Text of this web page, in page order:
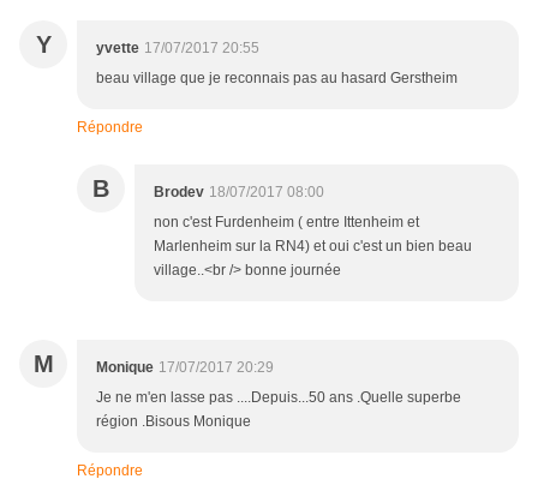
Y yvette 17/07/2017 20:55
beau village que je reconnais pas au hasard Gerstheim
Répondre
B Brodev 18/07/2017 08:00
non c'est Furdenheim ( entre Ittenheim et
Marlenheim sur la RN4) et oui c'est un bien beau
village..<br /> bonne journée
M Monique 17/07/2017 20:29
Je ne m'en lasse pas ....Depuis...50 ans .Quelle superbe
région .Bisous Monique
Répondre